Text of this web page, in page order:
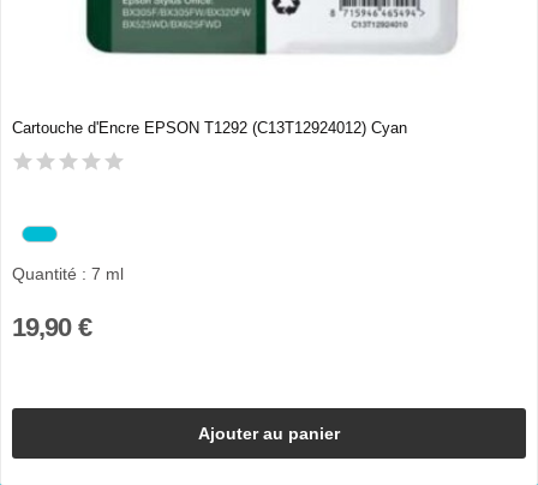
Cartouche d'Encre EPSON T1292 (C13T12924012) Cyan
Quantité : 7 ml
19,90 €
Ajouter au panier